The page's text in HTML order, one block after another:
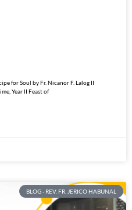
for Soul by Fr. Nicanor F. Lalog II
Year II Feast of
BLOG - REV. FR. JERICO HABUNAL